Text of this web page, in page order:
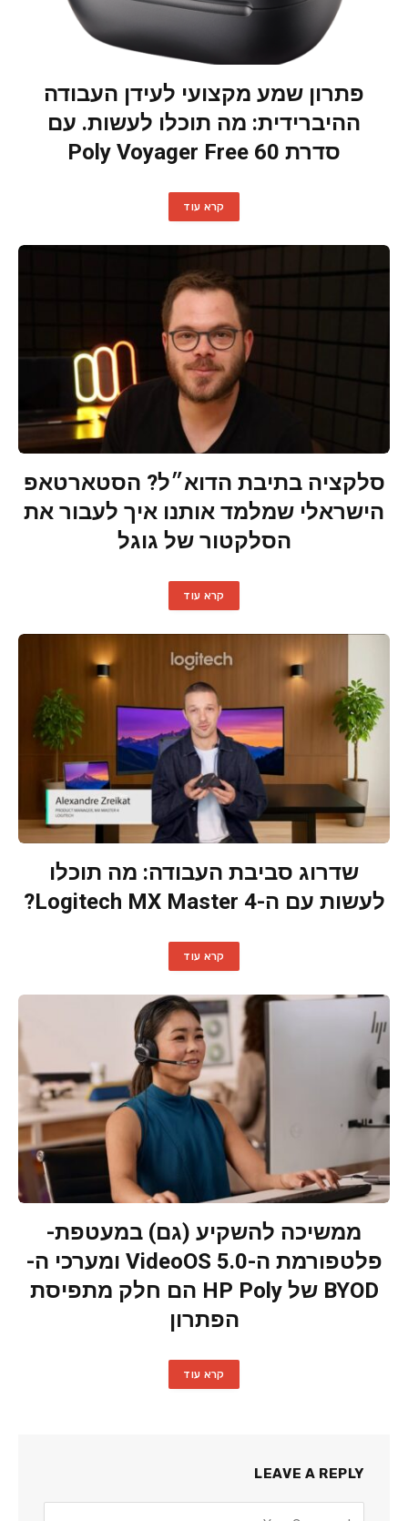
פתרון שמע מקצועי לעידן העבודה
ההיברידית: מה תוכלו לעשות. עם
סדרת Poly Voyager Free 60
קרא עוד
סלקציה בתיבת הדוא״ל? הסטארטאפ
הישראלי שמלמד אותנו איך לעבור את
הסלקטור של גוגל
קרא עוד
שדרוג סביבת העבודה: מה תוכלו
לעשות עם ה-Logitech MX Master 4?
קרא עוד
ממשיכה להשקיע (גם) במעטפת-
פלטפורמת ה-VideoOS 5.0 ומערכי ה-
BYOD של HP Poly הם חלק מתפיסת
הפתרון
קרא עוד
LEAVE A REPLY